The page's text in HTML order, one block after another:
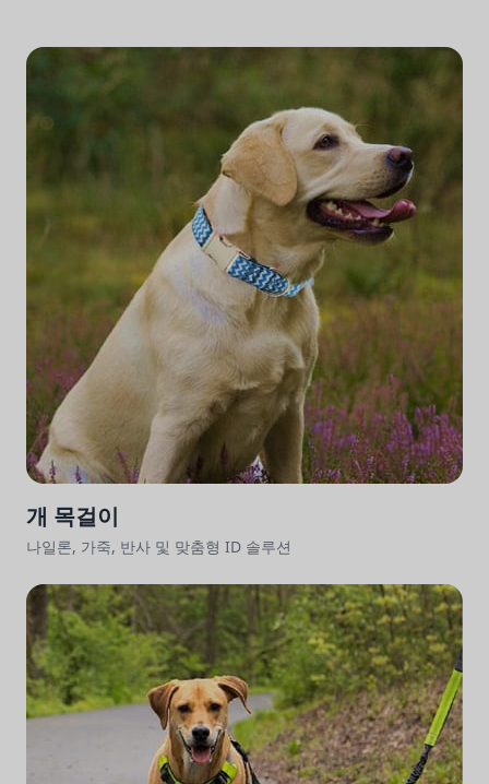
개 목걸이
나일론, 가죽, 반사 및 맞춤형 ID 솔루션